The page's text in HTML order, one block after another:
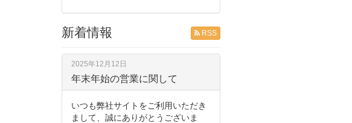
新着情報 RSS
2025年12月12日
年末年始の営業に関して
いつも弊社サイトをご利用いただき
まして、誠にありがとうございま